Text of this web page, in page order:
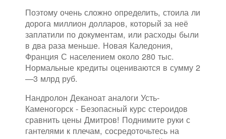
Поэтому очень сложно определить, стоила ли
дорога миллион долларов, который за неё
заплатили по документам, или расходы были
в два раза меньше. Новая Каледония,
Франция С населением около 280 тыс.
Нормальные кредиты оцениваются в сумму 2
—3 млрд руб.
Нандролон Деканоат аналоги Усть-
Каменогорск - Безопасный курс стероидов
сравнить цены Дмитров! Поднимите руки с
гантелями к плечам, сосредоточьтесь на